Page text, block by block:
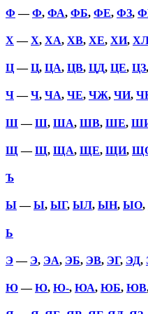
Ф —Ф, ФА, ФБ, ФЕ, ФЗ,
Х —Х, ХА, ХВ, ХЕ, ХИ,
Ц—Ц, ЦА, ЦВ, ЦД, ЦЕ, ЦЗ,
Ч—Ч, ЧА, ЧЕ, ЧЖ, ЧИ,
Ш—Ш, ША, ШВ, ШЕ,
Щ —Щ, ЩА, ЩЕ, ЩИ,
Ъ
Ы—Ы, ЫГ, ЫЛ, ЫН, ЫО,
Ь
Э— Э, ЭА, ЭБ, ЭВ, ЭГ, ЭД,
Ю—Ю, Ю-, ЮА, ЮБ, ЮВ